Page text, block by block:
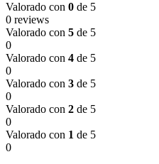
Valorado con 0 de 5
0 reviews
Valorado con 5 de 5
0
Valorado con 4 de 5
0
Valorado con 3 de 5
0
Valorado con 2 de 5
0
Valorado con 1 de 5
0